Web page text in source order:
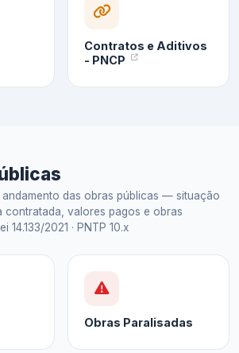
Contratos e Aditivos
- PNCP
das obras públicas — situação
contratada, valores pagos e obras
14.133/2021 · PNTP 10.x
Obras Paralisadas